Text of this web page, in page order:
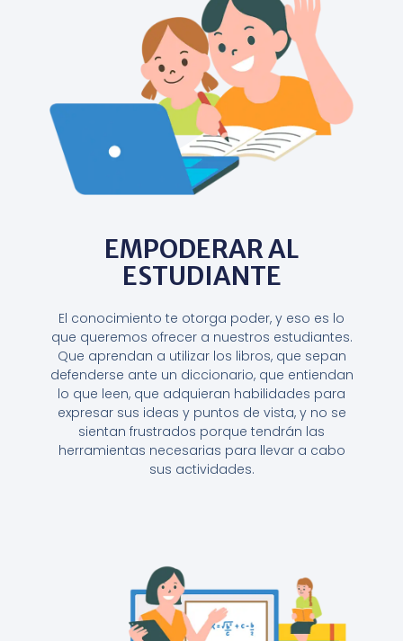
EMPODERAR AL
ESTUDIANTE
El conocimiento te otorga poder, y eso es lo
que queremos ofrecer a nuestros estudiantes.
Que aprendan a utilizar los libros, que sepan
defenderse ante un diccionario, que entiendan
lo que leen, que adquieran habilidades para
expresar sus ideas y puntos de vista, y no se
sientan frustrados porque tendrán las
herramientas necesarias para llevar a cabo
sus actividades.